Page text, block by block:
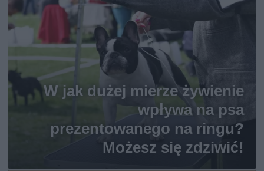
W jak dużej mierze żywienie
wpływa na psa
prezentowanego na ringu?
Możesz się zdziwić!